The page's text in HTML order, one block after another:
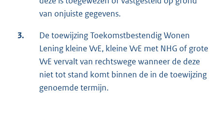
van onjuiste gegevens.
3.
De toewijzing Toekomstbestendig Wonen
Lening kleine VvE, kleine VvE met NHG of grote
VvE vervalt van rechtswege wanneer de deze
niet tot stand komt binnen de in de toewijzing
genoemde termijn.